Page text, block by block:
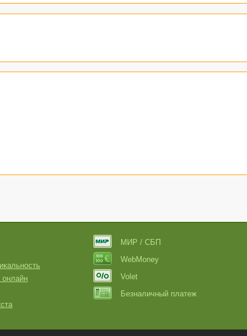
онлайн
МИР / СБП
WebMoney
Volet
Безналичный платеж